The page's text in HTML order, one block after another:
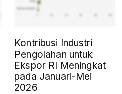
Kontribusi Industri
Pengolahan untuk
Ekspor RI Meningkat
pada Januari-Mei
2026